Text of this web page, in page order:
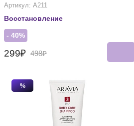
Артикул: А211
Восстановление
- 40%
299₽ 498₽
%